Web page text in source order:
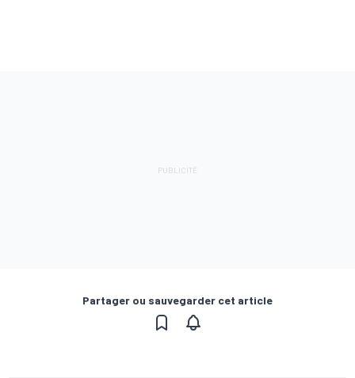
Partager ou sauvegarder cet article